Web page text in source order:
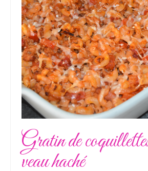
Gratin de
veau haché